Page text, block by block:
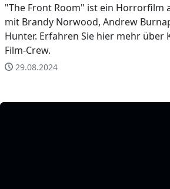
"The Front Room" ist ein Horrorfilm
mit Brandy Norwood, Andrew
Hunter. Erfahren Sie hier mehr über
Film-Crew.
29.08.2024